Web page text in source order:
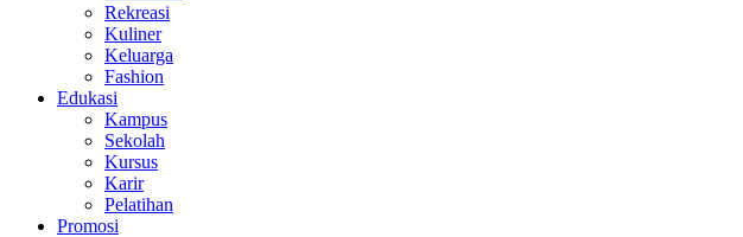
Rekreasi
Kuliner
Keluarga
Fashion
Edukasi
Kampus
Sekolah
Kursus
Karir
Pelatihan
Promosi